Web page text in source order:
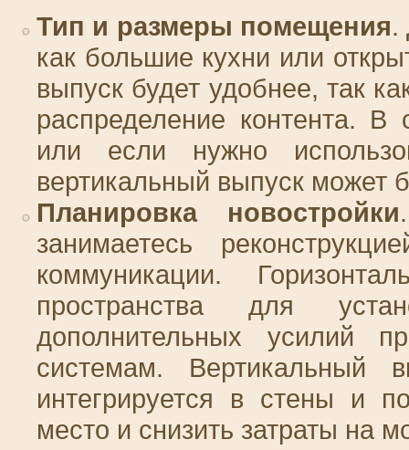
Тип и размеры помещения.
как большие кухни или
выпуск будет удобнее, так
распределение контента.
или если нужно
вертикальный выпуск может
Планировка новостройки
занимаетесь
коммуникации.
пространства для
дополнительных усилий
системам. Вертикальный
интегрируется в стены и
место и снизить затраты на